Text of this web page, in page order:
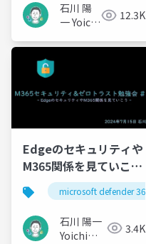
石川 陽
一 Yoichi
12.3K
Edgeのセキュリティや
M365関係を見ていこう
/ 365セキュリティ&ゼ
ロトラスト勉強会 #15
microsoft defender 365
石川 陽一
Yoichi
3.4K